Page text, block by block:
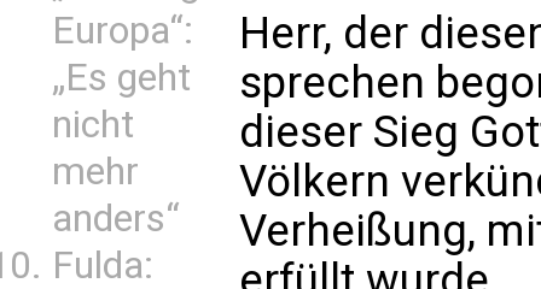
Europa“:
„Es geht
nicht
mehr
anders“
Fulda:
Herr, der
sprechen
dieser Sieg
Völkern
Verheißung,